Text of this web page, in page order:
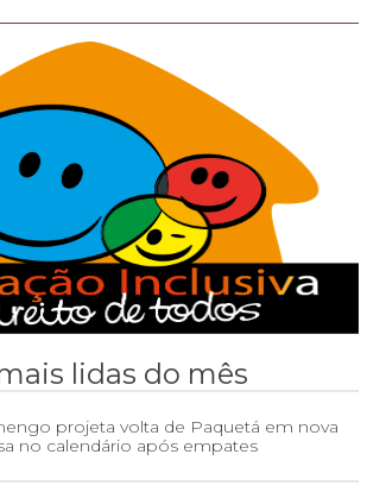
lidas do mês
projeta volta de Paquetá em nova
no calendário após empates